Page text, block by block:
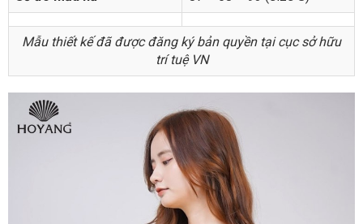
Mẫu thiết kế đã được đăng ký bản quyền tại cục sở hữu
trí tuệ VN